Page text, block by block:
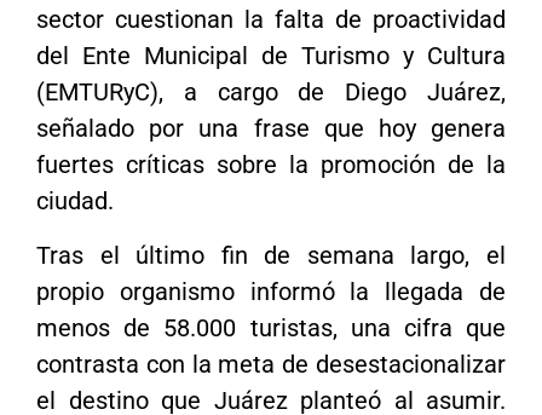
sector cuestionan la falta de proactividad
del Ente Municipal de Turismo y Cultura
(EMTURyC), a cargo de Diego Juárez,
señalado por una frase que hoy genera
fuertes críticas sobre la promoción de la
ciudad.
Tras el último fin de semana largo, el
propio organismo informó la llegada de
menos de 58.000 turistas, una cifra que
contrasta con la meta de desestacionalizar
el destino que Juárez planteó al asumir.